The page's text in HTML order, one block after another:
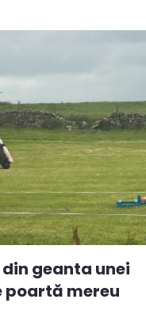
geanta unei
poartă mereu